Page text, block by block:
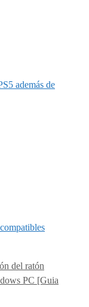
además de
del ratón
PC [Guia